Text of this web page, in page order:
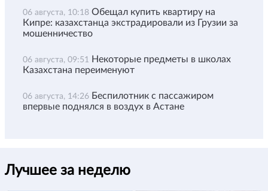
06 августа, 10:18 Обещал купить квартиру на
Кипре: казахстанца экстрадировали из Грузии за
мошенничество
06 августа, 09:51
Некоторые предметы в школах
Казахстана переименуют
06 августа, 14:26 Беспилотник с пассажиром
впервые поднялся в воздух в Астане
Лучшее за неделю